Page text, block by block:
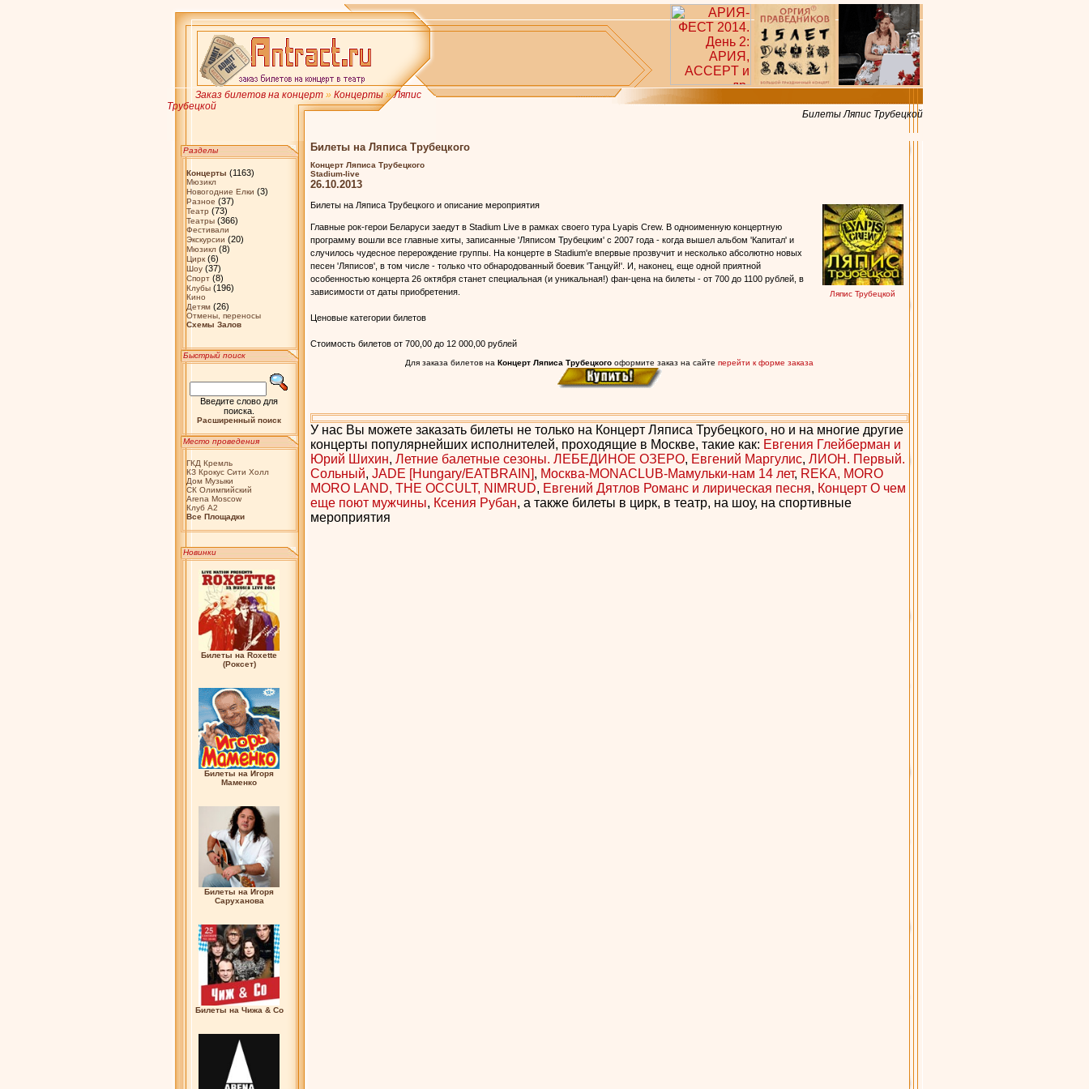
Заказ билетов на концерт» Концерты»Ляпис
Трубецкой
Билеты Ляпис Трубецкой
Разделы
Концерты (1163)
Мюзикл
Новогодние Елки (3)
Разное (37)
Театр (73)
Театры(366)
Фестивали
Экскурсии (20)
Мюзикл(8)
Цирк(6)
Шоу(37)
Спорт(8)
Клубы(196)
Кино
Детям(26)
Отмены, переносы
Схемы Залов
Быстрый поиск
Введите слово для
поиска.
Расширенный поиск
Место проведения
ГКД Кремль
КЗ Крокус Сити Холл
Дом Музыки
СК Олимпийский
Arena Moscow
Клуб А2
Bсе Площадки
Новинки
Билеты на Roxette
(Роксет)
Билеты на Игоря
Маменко
Билеты на Игоря
Саруханова
Билеты на Чижа & Co
Билеты на Ляписа Трубецкого
Концерт Ляписа Трубецкого
Stadium-live
26.10.2013
Ляпис Трубецкой
Билеты на Ляписа Трубецкого и описание мероприятия
Главные рок-герои Беларуси заедут в Stadium Live в рамках своего тура Lyapis Crew. В одноименную концертную
программу вошли все главные хиты, записанные 'Ляписом Трубецким' с 2007 года - когда вышел альбом 'Капитал' и
случилось чудесное перерождение группы. На концерте в Stadium'е впервые прозвучит и несколько абсолютно новых
песен 'Ляписов', в том числе - только что обнародованный боевик 'Танцуй!'. И, наконец, еще одной приятной
особенностью концерта 26 октября станет специальная (и уникальная!) фан-цена на билеты - от 700 до 1100 рублей, в
зависимости от даты приобретения.
Ценовые категории билетов
Стоимость билетов от 700,00 до 12 000,00 рублей
Для заказа билетов на Концерт Ляписа Трубецкого оформите заказ на сайте перейти к форме заказа
У нас Вы можете заказать билеты не только на Концерт Ляписа Трубецкого, но и на многие другие
концерты популярнейших исполнителей, проходящие в Москве, такие как: Евгения Глейберман и
Юрий Шихин, Летние балетные сезоны. ЛЕБЕДИНОЕ ОЗЕРО, Евгений Маргулис, ЛИОН. Первый.
Сольный, JADE [Hungary/EATBRAIN], Москва-MONACLUB-Мамульки-нам 14 лет, REKA, MORO
MORO LAND, THE OCCULT, NIMRUD, Евгений Дятлов Романс и лирическая песня, Концерт О чем
еще поют мужчины, Ксения Рубан, а также билеты в цирк, в театр, на шоу, на спортивные
мероприятия